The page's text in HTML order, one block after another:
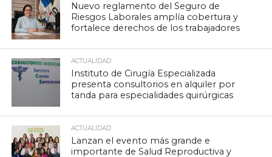
Nuevo reglamento del Seguro de
Riesgos Laborales amplía cobertura y
fortalece derechos de los trabajadores
ACTUALIDAD
Instituto de Cirugía Especializada
presenta consultorios en alquiler por
tanda para especialidades quirúrgicas
ACTUALIDAD
Lanzan el evento más grande e
importante de Salud Reproductiva y